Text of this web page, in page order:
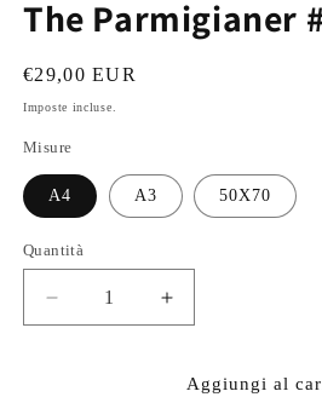
1
The Parmigianer
Prezzo
di
€29,00 EUR
Imposte incluse.
Misure
A4 A3 50X70
Quantità
Diminuisci
quantità
Aumenta
quantità
TheAggiungi al